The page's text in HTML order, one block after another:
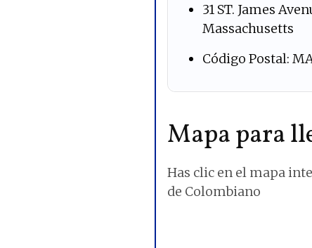
31 ST. James
Massachusetts
Código Postal:
Mapa para
Has clic en el mapa
de Colombiano